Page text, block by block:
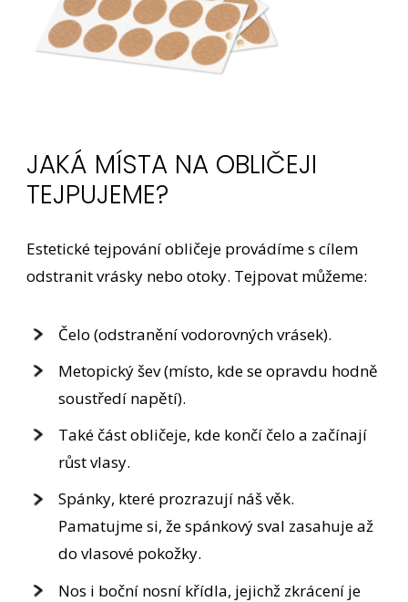
JAKÁ MÍSTA NA OBLIČEJI
TEJPUJEME?
Estetické tejpování obličeje provádíme s cílem
odstranit vrásky nebo otoky. Tejpovat můžeme:
Čelo (odstranění vodorovných vrásek).
Metopický šev (místo, kde se opravdu hodně
soustředí napětí).
Také část obličeje, kde končí čelo a začínají
růst vlasy.
Spánky, které prozrazují náš věk.
Pamatujme si, že spánkový sval zasahuje až
do vlasové pokožky.
Nos i boční nosní křídla, jejichž zkrácení je